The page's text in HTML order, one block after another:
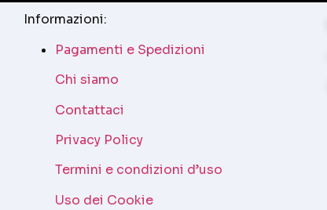
Informazioni:
Pagamenti e Spedizioni
Chi siamo
Contattaci
Privacy Policy
Termini e condizioni d’uso
Uso dei Cookie